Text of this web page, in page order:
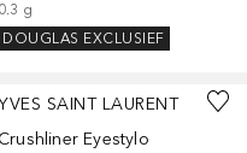
0.3 g
DOUGLAS EXCLUSIEF
SAINT LAURENT
Crushliner Eyestylo